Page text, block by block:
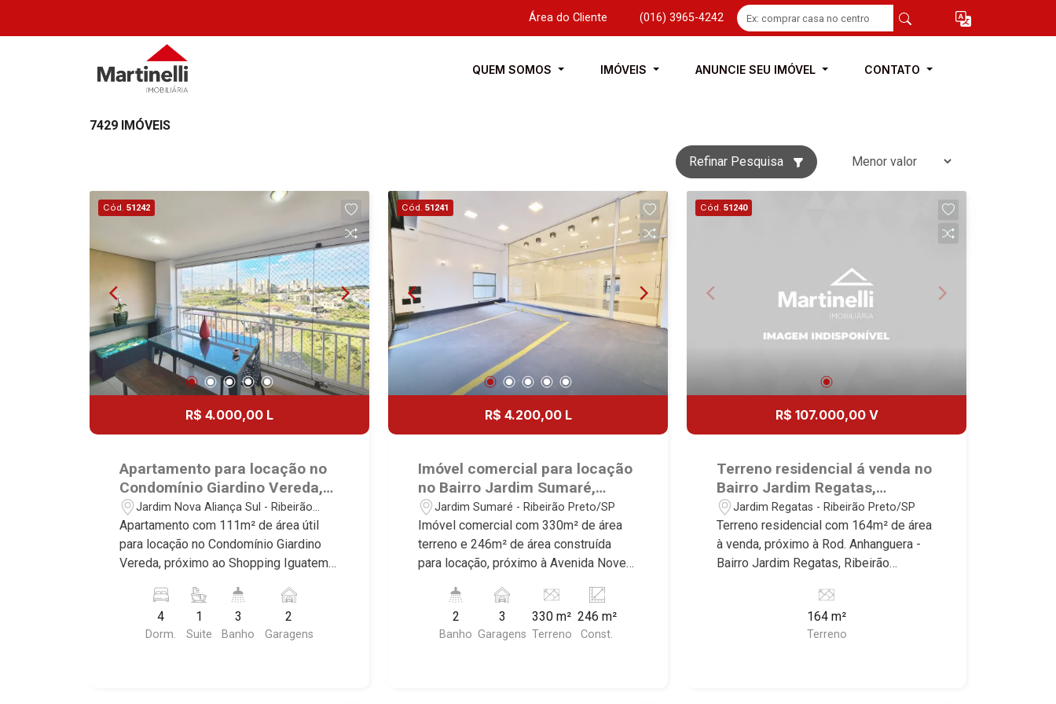
Área do Cliente (016) 3965-4242
QUEM SOMOS IMÓVEIS ANUNCIE SEU IMÓVEL CONTATO
7429 IMÓVEIS
Refinar Pesquisa
Cód. 51242
R$ 4.000,00 L
Apartamento para locação no
Condomínio Giardino Vereda,
próximo ao Shopping Iguatemi
- Ribeirão Preto/SP.
Jardim Nova Aliança Sul - Ribeirão
Preto/SP
Apartamento com 111m² de área útil
para locação no Condomínio Giardino
Vereda, próximo ao Shopping Iguatemi
Ribeirão Preto/SP. Conheça as
características deste imóvel que a
Martinelli Imobiliária selecionou para
4
Dorm.
1
Suite
3
Banho
2
Garagens
Cód. 51241
R$ 4.200,00 L
Imóvel comercial para locação
no Bairro Jardim Sumaré,
próximo à Avenida Nove de
Julho - Ribeirão Preto/SP.
Jardim Sumaré - Ribeirão Preto/SP
Imóvel comercial com 330m² de área
terreno e 246m² de área construída
para locação, próximo à Avenida Nove
Ribeirão Preto/SP. Conheça as
características deste imóvel que a
Martinelli Imobiliária selecionou para
2
Banho
3
Garagens
330 m²
Terreno
246 m²
Const.
Cód. 51240
R$ 107.000,00 V
Terreno residencial á venda no
Bairro Jardim Regatas,
próximo à Rod. Anhanguera -
Ribeirão Preto/SP.
Jardim Regatas - Ribeirão Preto/SP
Terreno residencial com 164m² de área
à venda, próximo à Rod. Anhanguera -
Bairro Jardim Regatas, Ribeirão
deste imóvel que a Martinelli
Imobiliária selecionou para você: -
164m² de área terreno - Plano Martinelli
164 m²
Terreno